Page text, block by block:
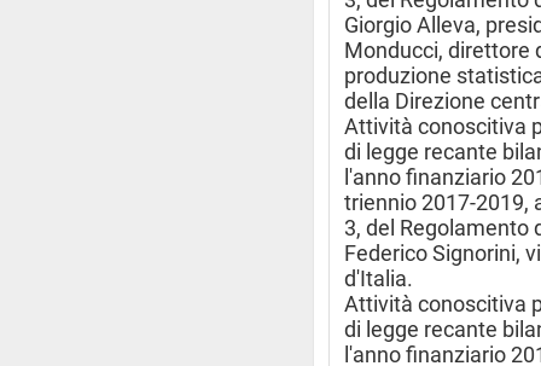
Giorgio Alleva,
Monducci, direttore
produzione
della Direzione
Attività conoscitiva
di legge recante
l'anno finanziario
triennio 2017-2019,
3, del Regolamento
Federico Signorini,
d'Italia.
Attività conoscitiva
di legge recante
l'anno finanziario